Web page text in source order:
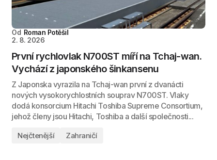
Od Roman Potěšil
2. 8. 2026
První rychlovlak N700ST míří na Tchaj-wan.
Vychází z japonského šinkansenu
Z Japonska vyrazila na Tchaj-wan první z dvanácti
nových vysokorychlostních souprav N700ST. Vlaky
dodá konsorcium Hitachi Toshiba Supreme Consortium,
jehož členy jsou Hitachi, Toshiba a další společnosti...
Nejčtenější Zahraničí